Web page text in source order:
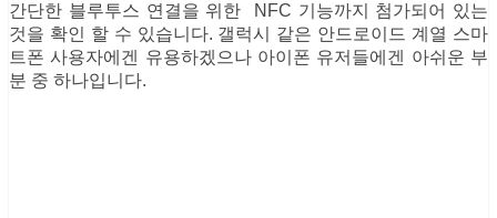
간단한 블루투스 연결을 위한 NFC 기능까지 첨가되어 있는
것을 확인 할 수 있습니다. 갤럭시 같은 안드로이드 계열 스마
트폰 사용자에겐 유용하겠으나 아이폰 유저들에겐 아쉬운 부
분 중 하나입니다.